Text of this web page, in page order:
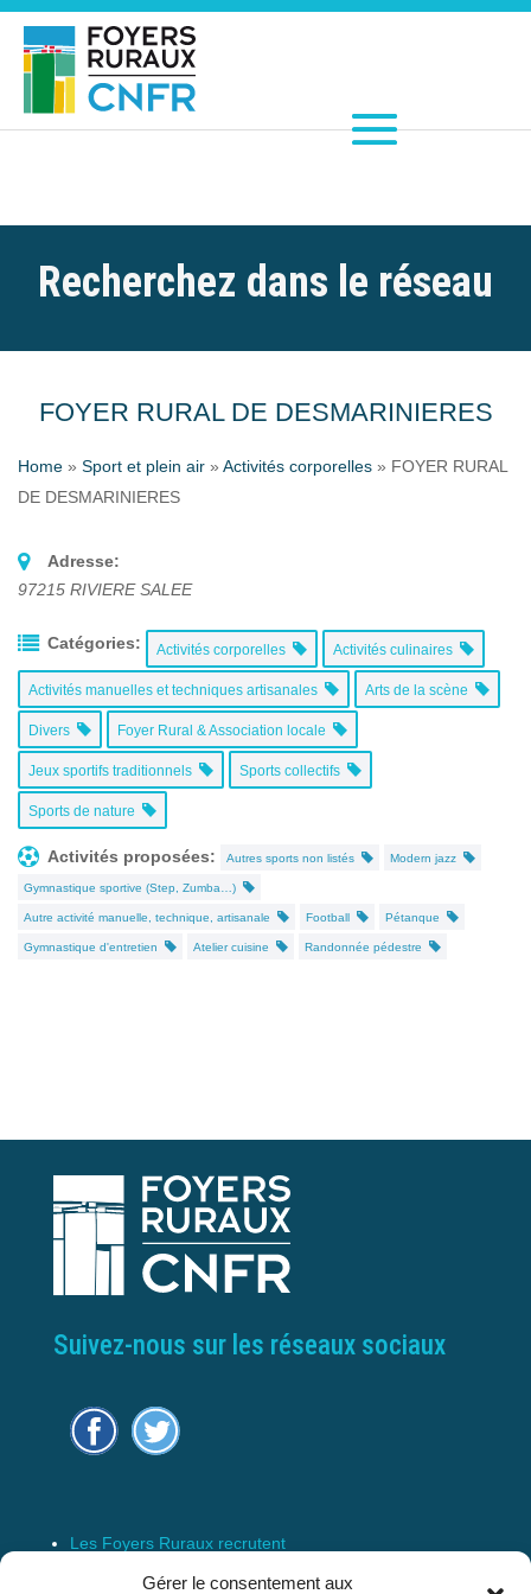
Gérer le consentement aux
Recherchez dans le réseau
FOYER RURAL DE DESMARINIERES
Home » Sport et plein air » Activités corporelles » FOYER RURAL
DE DESMARINIERES
Adresse:
97215 RIVIERE SALEE
Catégories: Activités corporelles Activités culinaires
Activités manuelles et techniques artisanales Arts de la scène
Divers Foyer Rural & Association locale
Jeux sportifs traditionnels Sports collectifs
Sports de nature
Activités proposées: Autres sports non listés Modern jazz
Gymnastique sportive (Step, Zumba…)
Autre activité manuelle, technique, artisanale Football Pétanque
Gymnastique d'entretien Atelier cuisine Randonnée pédestre
Suivez-nous sur les réseaux sociaux
Les Foyers Ruraux recrutent
Connexion